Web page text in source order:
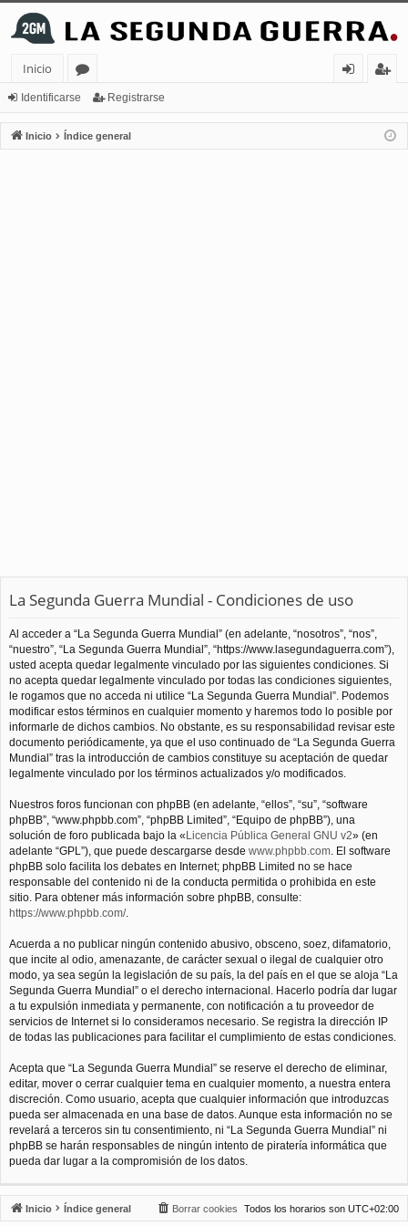
Inicio
or
os
nt
ifi
ist
ra
Identificarse Registrarse
Inicio Índice general
La Segunda Guerra Mundial - Condiciones de uso
Al acceder a “La Segunda Guerra Mundial” (en adelante, “nosotros”, “nos”,
“nuestro”, “La Segunda Guerra Mundial”, “https://www.lasegundaguerra.com”),
usted acepta quedar legalmente vinculado por las siguientes condiciones. Si
no acepta quedar legalmente vinculado por todas las condiciones siguientes,
le rogamos que no acceda ni utilice “La Segunda Guerra Mundial”. Podemos
modificar estos términos en cualquier momento y haremos todo lo posible por
informarle de dichos cambios. No obstante, es su responsabilidad revisar este
documento periódicamente, ya que el uso continuado de “La Segunda Guerra
Mundial” tras la introducción de cambios constituye su aceptación de quedar
legalmente vinculado por los términos actualizados y/o modificados.
Nuestros foros funcionan con phpBB (en adelante, “ellos”, “su”, “software
phpBB”, “www.phpbb.com”, “phpBB Limited”, “Equipo de phpBB”), una
solución de foro publicada bajo la «Licencia Pública General GNU v2» (en
adelante “GPL”), que puede descargarse desde www.phpbb.com. El software
phpBB solo facilita los debates en Internet; phpBB Limited no se hace
responsable del contenido ni de la conducta permitida o prohibida en este
sitio. Para obtener más información sobre phpBB, consulte:
https://www.phpbb.com/.
Acuerda a no publicar ningún contenido abusivo, obsceno, soez, difamatorio,
que incite al odio, amenazante, de carácter sexual o ilegal de cualquier otro
modo, ya sea según la legislación de su país, la del país en el que se aloja “La
Segunda Guerra Mundial” o el derecho internacional. Hacerlo podría dar lugar
a tu expulsión inmediata y permanente, con notificación a tu proveedor de
servicios de Internet si lo consideramos necesario. Se registra la dirección IP
de todas las publicaciones para facilitar el cumplimiento de estas condiciones.
Acepta que “La Segunda Guerra Mundial” se reserve el derecho de eliminar,
editar, mover o cerrar cualquier tema en cualquier momento, a nuestra entera
discreción. Como usuario, acepta que cualquier información que introduzcas
pueda ser almacenada en una base de datos. Aunque esta información no se
revelará a terceros sin tu consentimiento, ni “La Segunda Guerra Mundial” ni
phpBB se harán responsables de ningún intento de piratería informática que
pueda dar lugar a la compromisión de los datos.
Inicio Índice general Todos los horarios son UTC+02:00
Borrar cookies